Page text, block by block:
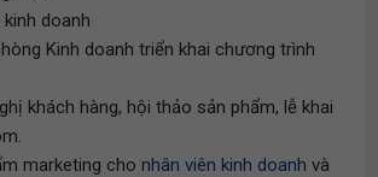
doanh
Kinh doanh triển khai chương trình
khách hàng, hội thảo sản phẩm, lễ khai
marketing cho nhân viên kinh doanh và